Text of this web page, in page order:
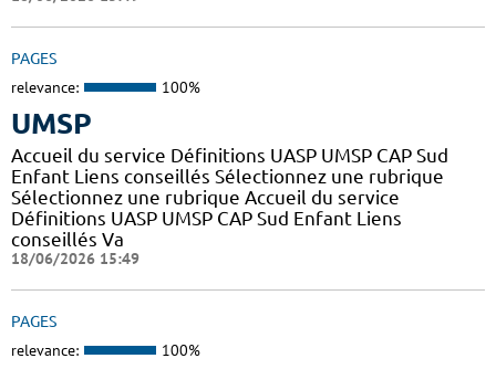
PAGES
relevance: 100%
UMSP
Accueil du service Définitions UASP UMSP CAP Sud
Enfant Liens conseillés Sélectionnez une rubrique
Sélectionnez une rubrique Accueil du service
Définitions UASP UMSP CAP Sud Enfant Liens
conseillés Va
18/06/2026 15:49
PAGES
relevance: 100%